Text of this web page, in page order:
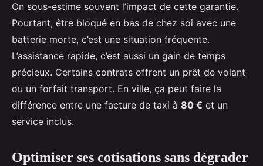
On sous-estime souvent l’impact de cette garantie.
Pourtant, être bloqué en bas de chez soi avec une
batterie morte, c’est une situation fréquente.
L’assistance rapide, c’est aussi un gain de temps
précieux. Certains contrats offrent un prêt de volant
ou un forfait transport. En ville, ça peut faire la
différence entre une facture de taxi à 80 € et un
service inclus.
Optimiser ses cotisations sans dégrader